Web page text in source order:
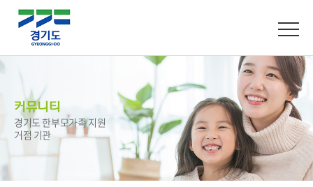
커뮤니티
경기도 한부모가족 지원
거점 기관